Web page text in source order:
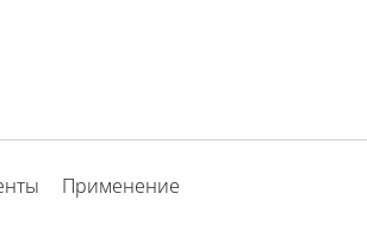
Применение